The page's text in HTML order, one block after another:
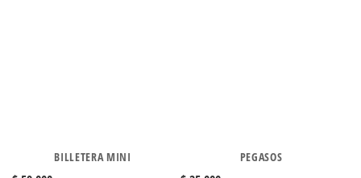
BILLETERA MINI PEGASOS